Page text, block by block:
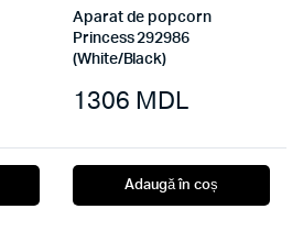
Aparat de popcorn
Princess 292986
(White/Black)
1306 MDL
Adaugă în coș